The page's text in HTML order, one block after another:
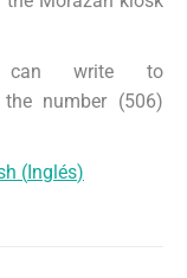
can write to
number (506)
(Inglés)